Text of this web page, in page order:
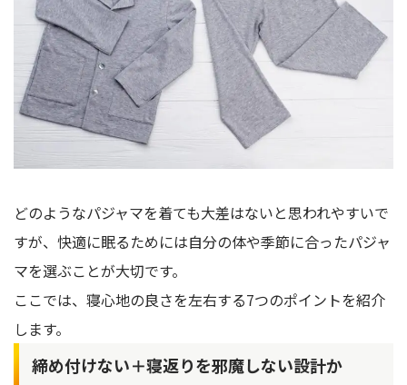
どのようなパジャマを着ても大差はないと思われやすいで
すが、快適に眠るためには自分の体や季節に合ったパジャ
マを選ぶことが大切です。
ここでは、寝心地の良さを左右する7つのポイントを紹介
します。
締め付けない＋寝返りを邪魔しない設計か